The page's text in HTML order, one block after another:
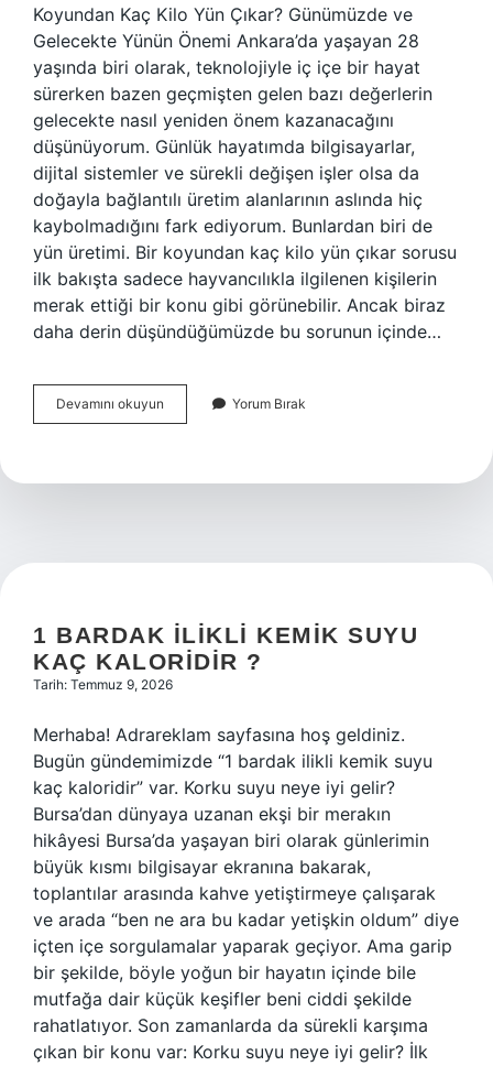
Koyundan Kaç Kilo Yün Çıkar? Günümüzde ve
Gelecekte Yünün Önemi Ankara’da yaşayan 28
yaşında biri olarak, teknolojiyle iç içe bir hayat
sürerken bazen geçmişten gelen bazı değerlerin
gelecekte nasıl yeniden önem kazanacağını
düşünüyorum. Günlük hayatımda bilgisayarlar,
dijital sistemler ve sürekli değişen işler olsa da
doğayla bağlantılı üretim alanlarının aslında hiç
kaybolmadığını fark ediyorum. Bunlardan biri de
yün üretimi. Bir koyundan kaç kilo yün çıkar sorusu
ilk bakışta sadece hayvancılıkla ilgilenen kişilerin
merak ettiği bir konu gibi görünebilir. Ancak biraz
daha derin düşündüğümüzde bu sorunun içinde…
Devamını okuyun
koyundan
yün
Yorum Bırak
1 BARDAK ILIKLI KEMIK SUYU
KAÇ KALORIDIR ?
Tarih: Temmuz 9, 2026
Merhaba! Adrareklam sayfasına hoş geldiniz.
Bugün gündemimizde “1 bardak ilikli kemik suyu
kaç kaloridir” var. Korku suyu neye iyi gelir?
Bursa’dan dünyaya uzanan ekşi bir merakın
hikâyesi Bursa’da yaşayan biri olarak günlerimin
büyük kısmı bilgisayar ekranına bakarak,
toplantılar arasında kahve yetiştirmeye çalışarak
ve arada “ben ne ara bu kadar yetişkin oldum” diye
içten içe sorgulamalar yaparak geçiyor. Ama garip
bir şekilde, böyle yoğun bir hayatın içinde bile
mutfağa dair küçük keşifler beni ciddi şekilde
rahatlatıyor. Son zamanlarda da sürekli karşıma
çıkan bir konu var: Korku suyu neye iyi gelir? İlk